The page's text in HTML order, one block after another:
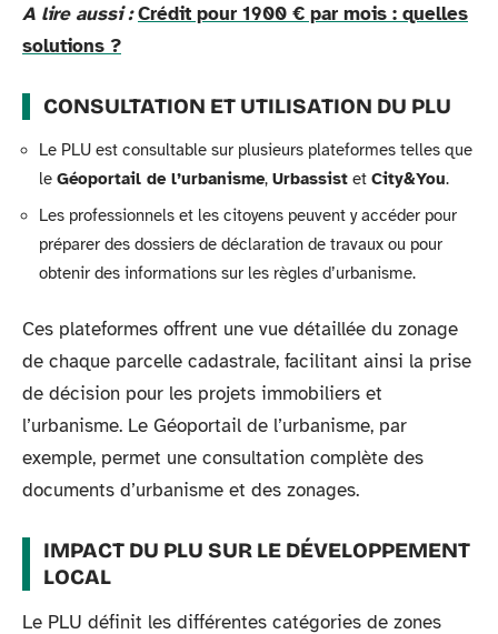
A lire aussi : Crédit pour 1900 € par mois : quelles
solutions ?
CONSULTATION ET UTILISATION DU PLU
Le PLU est consultable sur plusieurs plateformes telles que
le Géoportail de l’urbanisme, Urbassist et City&You.
Les professionnels et les citoyens peuvent y accéder pour
préparer des dossiers de déclaration de travaux ou pour
obtenir des informations sur les règles d’urbanisme.
Ces plateformes offrent une vue détaillée du zonage
de chaque parcelle cadastrale, facilitant ainsi la prise
de décision pour les projets immobiliers et
l’urbanisme. Le Géoportail de l’urbanisme, par
exemple, permet une consultation complète des
documents d’urbanisme et des zonages.
IMPACT DU PLU SUR LE DÉVELOPPEMENT
LOCAL
Le PLU définit les différentes catégories de zones